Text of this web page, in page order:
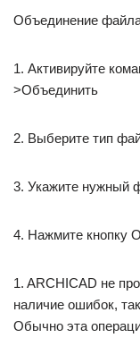
Объединение
1. Активируйте
>Объединить
2. Выберите тип
3. Укажите нужный
4. Нажмите кнопку
1. ARCHICAD не
наличие ошибок,
Обычно эта